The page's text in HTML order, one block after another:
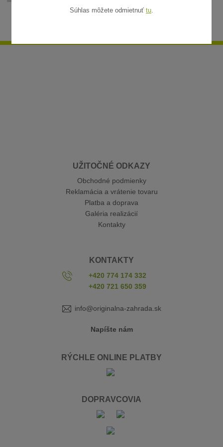
UŽITOČNÉ ODKAZY
Obchodné podmienky
Reklamácia a vrátenie tovaru
Platba a doprava
Galéria realizácií
Kontakty
KONTAKTY
+420 774 174 332
+420 721 650 359
info@originalna-zahrada.sk
Napíšte nám
RÝCHLE ONLINE PLATBY
DOPRAVCOVIA
Súhlas môžete odmietnuť tu